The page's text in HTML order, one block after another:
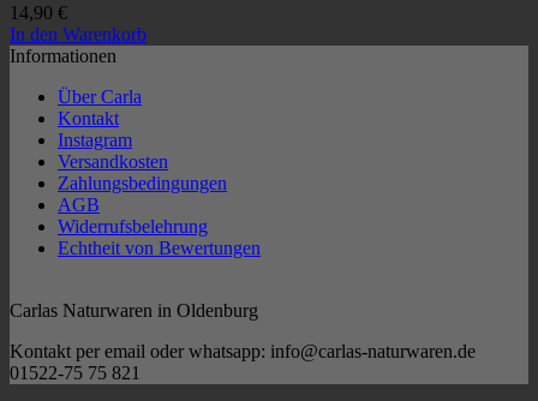
14,90 €
In den Warenkorb
Informationen
Über Carla
Kontakt
Instagram
Versandkosten
Zahlungsbedingungen
AGB
Widerrufsbelehrung
Echtheit von Bewertungen
Carlas Naturwaren in Oldenburg
Kontakt per email oder whatsapp: info@carlas-naturwaren.de
01522-75 75 821